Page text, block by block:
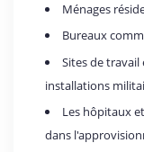
Ménages
Bureaux
Sites de travail
installations
Les hôpitaux
dans